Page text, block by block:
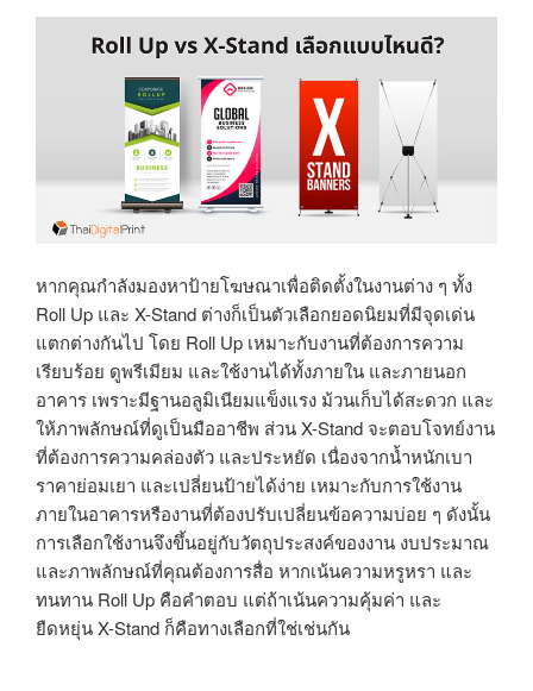
หากคุณกำลังมองหาป้ายโฆษณาเพื่อติดตั้งในงานต่าง ๆ ทั้ง
Roll Up และ X-Stand ต่างก็เป็นตัวเลือกยอดนิยมที่มีจุดเด่น
แตกต่างกันไป โดย Roll Up เหมาะกับงานที่ต้องการความ
เรียบร้อย ดูพรีเมียม และใช้งานได้ทั้งภายใน และภายนอก
อาคาร เพราะมีฐานอลูมิเนียมแข็งแรง ม้วนเก็บได้สะดวก และ
ให้ภาพลักษณ์ที่ดูเป็นมืออาชีพ ส่วน X-Stand จะตอบโจทย์งาน
ที่ต้องการความคล่องตัว และประหยัด เนื่องจากน้ำหนักเบา
ราคาย่อมเยา และเปลี่ยนป้ายได้ง่าย เหมาะกับการใช้งาน
ภายในอาคารหรืองานที่ต้องปรับเปลี่ยนข้อความบ่อย ๆ ดังนั้น
การเลือกใช้งานจึงขึ้นอยู่กับวัตถุประสงค์ของงาน งบประมาณ
และภาพลักษณ์ที่คุณต้องการสื่อ หากเน้นความหรูหรา และ
ทนทาน Roll Up คือคำตอบ แต่ถ้าเน้นความคุ้มค่า และ
ยืดหยุ่น X-Stand ก็คือทางเลือกที่ใช่เช่นกัน